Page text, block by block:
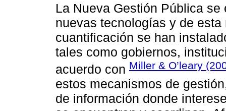
La Nueva Gestión Pública
nuevas tecnologías y de
cuantificación se han
tales como gobiernos,
acuerdo con Miller & O’leary
estos mecanismos de
de información donde